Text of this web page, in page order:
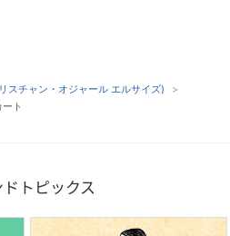
スチャン・オジャール エルサイズ)
ト
ドトピックス